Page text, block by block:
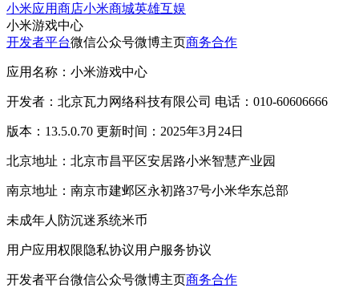
小米应用商店小米商城英雄互娱
小米游戏中心
开发者平台微信公众号微博主页商务合作
应用名称：小米游戏中心
开发者：北京瓦力网络科技有限公司 电话：010-60606666
版本：13.5.0.70 更新时间：2025年3月24日
北京地址：北京市昌平区安居路小米智慧产业园
南京地址：南京市建邺区永初路37号小米华东总部
未成年人防沉迷系统米币
用户应用权限隐私协议用户服务协议
开发者平台微信公众号微博主页商务合作